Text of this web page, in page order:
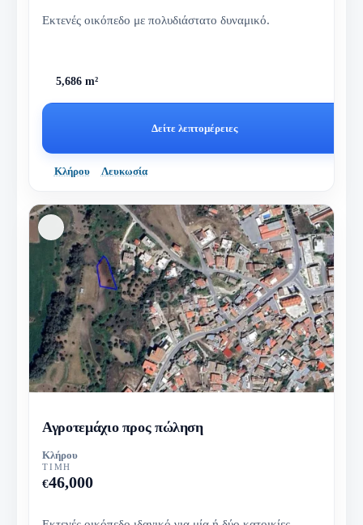
Εκτενές οικόπεδο με πολυδιάστατο δυναμικό.
5,686 m²
Δείτε λεπτομέρειες
Κλήρου Λευκωσία
Αγροτεμάχιο προς πώληση
Κλήρου
ΤΙΜΉ
€46,000